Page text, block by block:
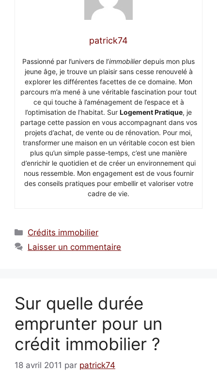
patrick74
Passionné par l’univers de l’immobilierdepuis mon plus
jeune âge, je trouve un plaisir sans cesse renouvelé à
explorer les différentes facettes de ce domaine. Mon
parcours m’a mené à une véritable fascination pour tout
ce qui touche à l’aménagement de l’espace et à
l’optimisation de l’habitat. Sur Logement Pratique, je
partage cette passion en vous accompagnant dans vos
projets d’achat, de vente ou de rénovation. Pour moi,
transformer une maison en un véritable cocon est bien
plus qu’un simple passe-temps, c’est une manière
d’enrichir le quotidien et de créer un environnement qui
nous ressemble. Mon engagement est de vous fournir
des conseils pratiques pour embellir et valoriser votre
cadre de vie.
Catégories
Crédits immobilier
Laisser un commentaire
Sur quelle durée
emprunter pour un
crédit immobilier ?
18 avril 2011 par patrick74